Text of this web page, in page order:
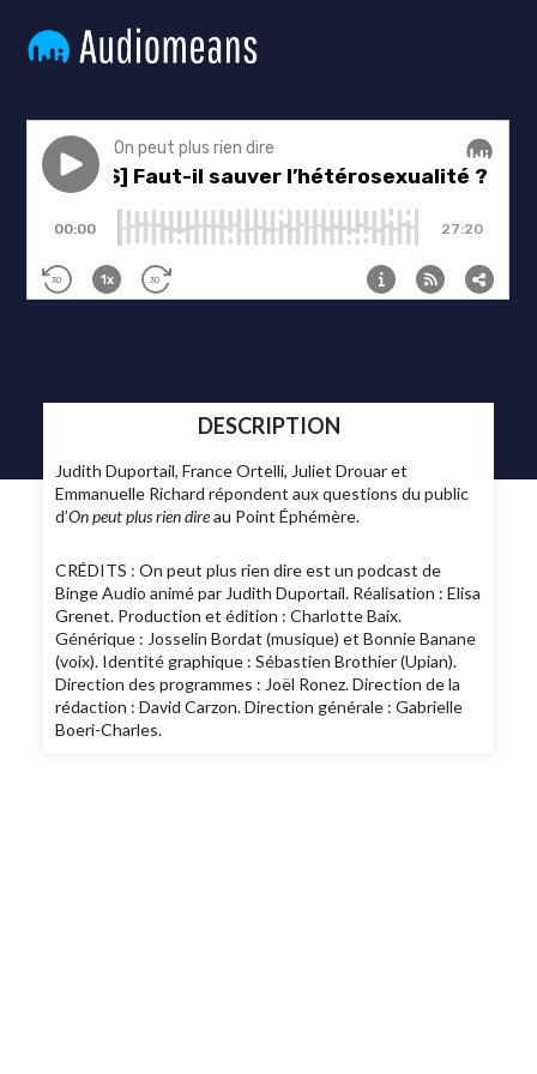
DESCRIPTION
Judith Duportail, France Ortelli, Juliet Drouar et
Emmanuelle Richard répondent aux questions du public
d’On peut plus rien direau Point Éphémère.
CRÉDITS : On peut plus rien dire est un podcast de
Binge Audio animé par Judith Duportail. Réalisation : Elisa
Grenet. Production et édition : Charlotte Baix.
Générique : Josselin Bordat (musique) et Bonnie Banane
(voix). Identité graphique : Sébastien Brothier (Upian).
Direction des programmes : Joël Ronez. Direction de la
rédaction : David Carzon. Direction générale : Gabrielle
Boeri-Charles.